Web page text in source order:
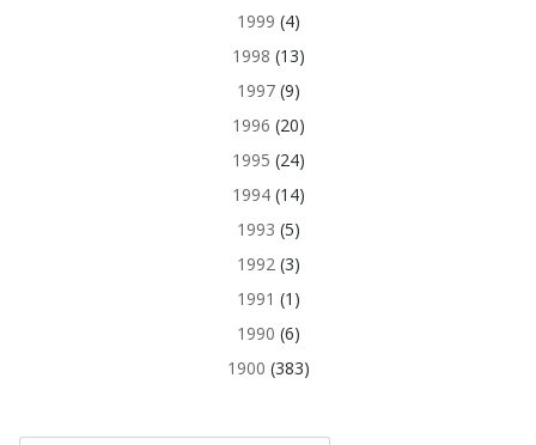
1999 (4)
1998 (13)
1997(9)
1996 (20)
1995 (24)
1994(14)
1993 (5)
1992(3)
1991 (1)
1990 (6)
1900 (383)